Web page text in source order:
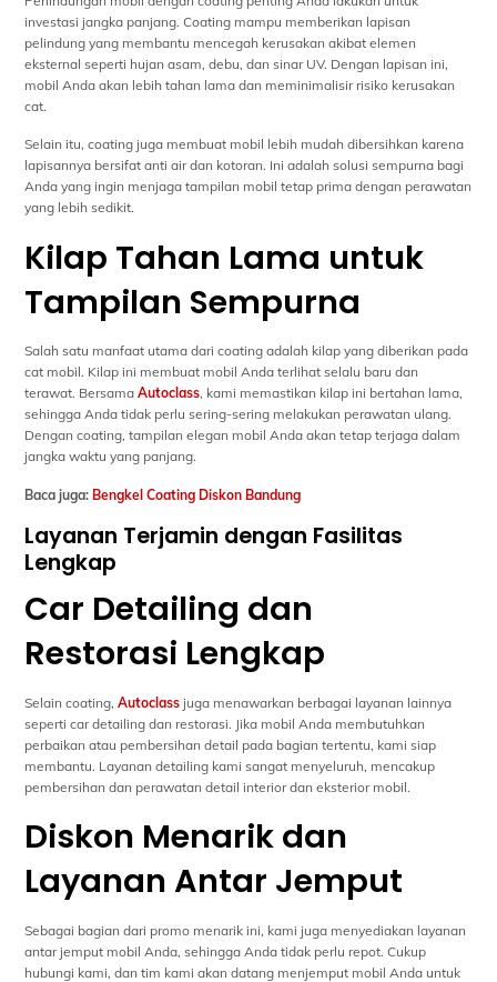
investasi jangka panjang. Coating mampu memberikan lapisan
pelindung yang membantu mencegah kerusakan akibat elemen
eksternal seperti hujan asam, debu, dan sinar UV. Dengan lapisan ini,
mobil Anda akan lebih tahan lama dan meminimalisir risiko kerusakan
cat.
Selain itu, coating juga membuat mobil lebih mudah dibersihkan karena
lapisannya bersifat anti air dan kotoran. Ini adalah solusi sempurna bagi
Anda yang ingin menjaga tampilan mobil tetap prima dengan perawatan
yang lebih sedikit.
Kilap Tahan Lama untuk
Tampilan Sempurna
Salah satu manfaat utama dari coating adalah kilap yang diberikan pada
cat mobil. Kilap ini membuat mobil Anda terlihat selalu baru dan
terawat. BersamaAutoclass, kami memastikan kilap ini bertahan lama,
sehingga Anda tidak perlu sering-sering melakukan perawatan ulang.
Dengan coating, tampilan elegan mobil Anda akan tetap terjaga dalam
jangka waktu yang panjang.
Baca juga: Bengkel Coating Diskon Bandung
Layanan Terjamin dengan Fasilitas
Lengkap
Car Detailing dan
Restorasi Lengkap
Selain coating,Autoclass juga menawarkan berbagai layanan lainnya
seperti car detailing dan restorasi. Jika mobil Anda membutuhkan
perbaikan atau pembersihan detail pada bagian tertentu, kami siap
membantu. Layanan detailing kami sangat menyeluruh, mencakup
pembersihan dan perawatan detail interior dan eksterior mobil.
Diskon Menarik dan
Layanan Antar Jemput
Sebagai bagian dari promo menarik ini, kami juga menyediakan layanan
antar jemput mobil Anda, sehingga Anda tidak perlu repot. Cukup
hubungi kami, dan tim kami akan datang menjemput mobil Anda untuk